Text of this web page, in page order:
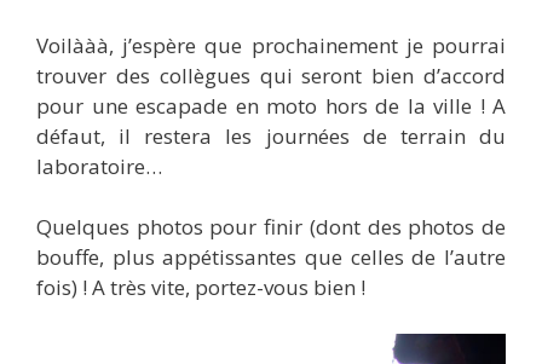
Voilààà, j’espère que prochainement je pourrai
trouver des collègues qui seront bien d’accord
pour une escapade en moto hors de la ville ! A
défaut, il restera les journées de terrain du
laboratoire…
Quelques photos pour finir (dont des photos de
bouffe, plus appétissantes que celles de l’autre
fois) ! A très vite, portez-vous bien !